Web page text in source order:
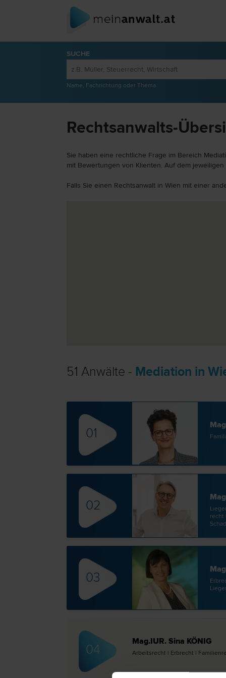
SUCHE
Name, Fachrichtung oder Thema
Rechtsanwalts-
Sie haben eine rechtliche Frage im Bereich
mit Bewertungen von Klienten. Auf dem
Falls Sie einen Rechtsanwalt in Wien mit einer
51 Anwälte - Mediation in
01
02
recht
03
04
Mag.IUR. Sina KÖNIG
Arbeits­recht | Erb­recht |